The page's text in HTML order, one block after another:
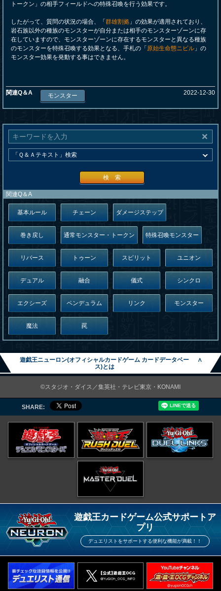
トークン」の相手フィールドへの特殊召喚を行う効果です。
したがって、質問の状況の場合、「 群雄割拠 」の効果が適用されており、
岩石族以外の種族のモンスターが自分または相手のモンスターゾーンに存
在していますので、モンスターゾーンに存在するモンスターと異なる種族
のモンスターを特殊召喚する効果となる、手札の「 原始生命態ニビル 」の
モンスター効果を発動する事はできません。
関連Q＆A モンスター 2022-12-30
検 索
関連Q＆A
基本ルール チェーン ダメージステップ
巻き戻し 通常モンスター・トークン 特殊召喚モンスター
リバース トゥーン スピリット ユニオン
デュアル 融合 儀式 シンクロ
エクシーズ ペンデュラム リンク モンスター
魔法 罠
遊戯王ニューロン(オフィシャルカードゲーム カードデータベー
ス)とは
∧
©スタジオ・ダイス／集英社・テレビ東京・KONAMI
SHARE:
遊戯王カードゲーム公式サポートア
プリ
デュエリストをサポートする便利な機能が満載！！